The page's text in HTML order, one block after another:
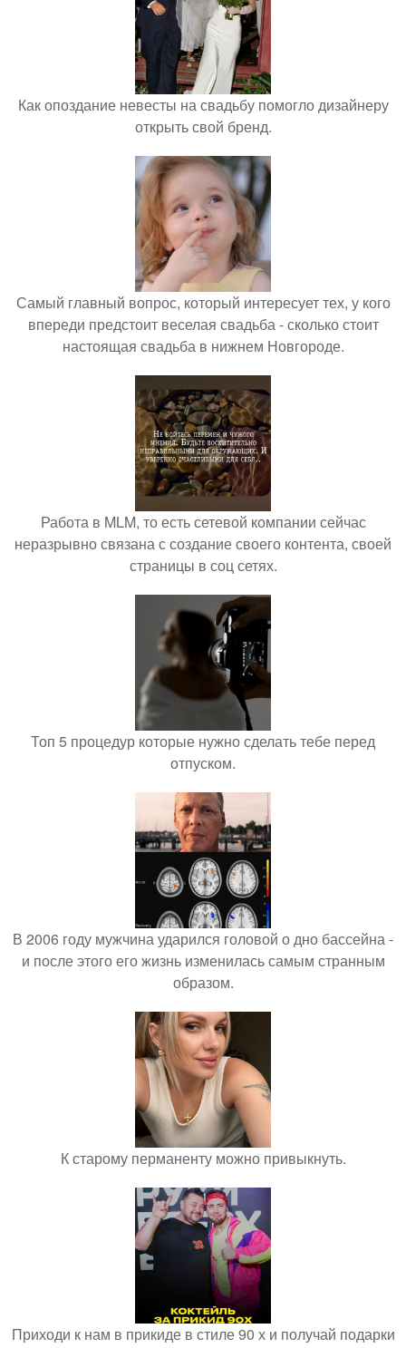
Как опоздание невесты на свадьбу помогло дизайнеру
открыть свой бренд.
Самый главный вопрос, который интересует тех, у кого
впереди предстоит веселая свадьба - сколько стоит
настоящая свадьба в нижнем Новгороде.
Работа в MLM, то есть сетевой компании сейчас
неразрывно связана с создание своего контента, своей
страницы в соц сетях.
Топ 5 процедур которые нужно сделать тебе перед
отпуском.
В 2006 году мужчина ударился головой о дно бассейна -
и после этого его жизнь изменилась самым странным
образом.
К старому перманенту можно привыкнуть.
Приходи к нам в прикиде в стиле 90 х и получай подарки